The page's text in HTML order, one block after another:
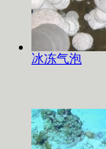
冰冻气泡